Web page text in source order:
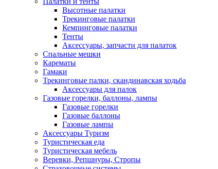
Высотные палатки
Трекинговые палатки
Кемпинговые палатки
Тенты
Аксессуары, запчасти для палаток
Спальные мешки
Карематы
Гамаки
Трекинговые палки, скандинавская ходьба
Аксессуары для палок
Газовые горелки, баллоны, лампы
Газовые горелки
Газовые баллоны
Газовые лампы
Аксессуары Туризм
Туристическая еда
Туристическая мебель
Веревки, Репшнуры, Стропы